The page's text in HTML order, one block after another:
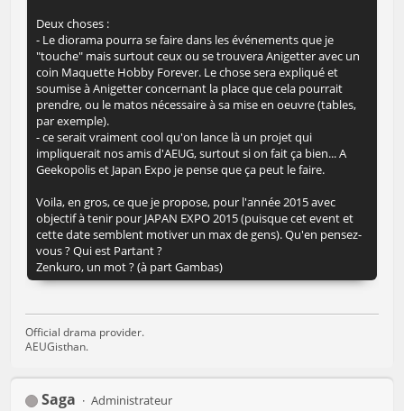
Deux choses :
- Le diorama pourra se faire dans les événements que je
"touche" mais surtout ceux ou se trouvera Anigetter avec un
coin Maquette Hobby Forever. Le chose sera expliqué et
soumise à Anigetter concernant la place que cela pourrait
prendre, ou le matos nécessaire à sa mise en oeuvre (tables,
par exemple).
- ce serait vraiment cool qu'on lance là un projet qui
impliquerait nos amis d'AEUG, surtout si on fait ça bien... A
Geekopolis et Japan Expo je pense que ça peut le faire.
Voila, en gros, ce que je propose, pour l'année 2015 avec
objectif à tenir pour JAPAN EXPO 2015 (puisque cet event et
cette date semblent motiver un max de gens). Qu'en pensez-
vous ? Qui est Partant ?
Zenkuro, un mot ? (à part Gambas)
Official drama provider.
AEUGisthan.
Saga Administrateur